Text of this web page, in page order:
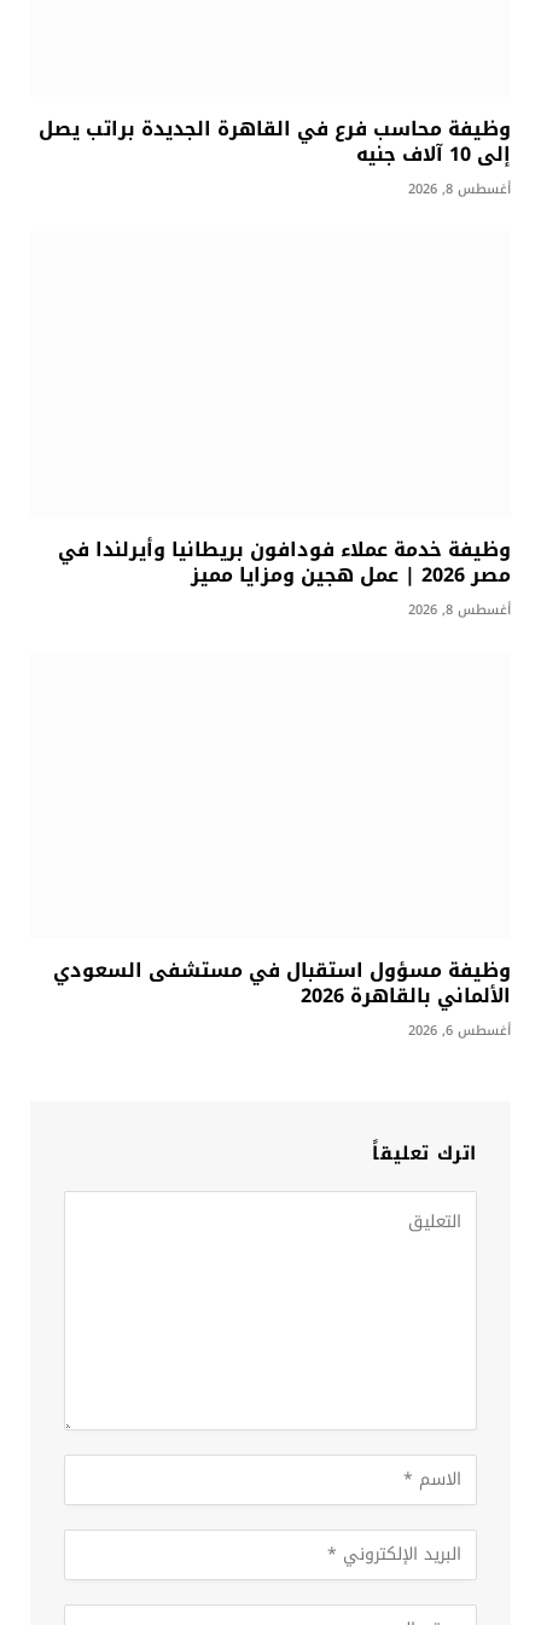
وظيفة محاسب فرع في القاهرة الجديدة براتب يصل
إلى 10 آلاف جنيه
أغسطس 8, 2026
وظيفة خدمة عملاء فودافون بريطانيا وأيرلندا في
مصر 2026 | عمل هجين ومزايا مميز
أغسطس 8, 2026
وظيفة مسؤول استقبال في مستشفى السعودي
الألماني بالقاهرة 2026
أغسطس 6, 2026
اترك تعليقاً